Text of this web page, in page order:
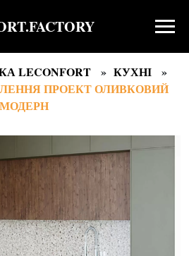
LECONFORT
КУХНІ
ПРОЕКТ ОЛИВКОВИЙ
МОДЕРН